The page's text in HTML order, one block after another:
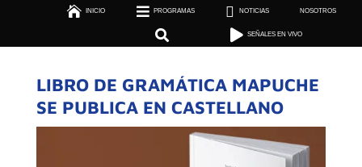
 INICIO  PROGRAMAS  NOTICIAS NOSOTROS
  SEÑALES EN VIVO
  SEÑALES EN VIVO
LIBRO DE GRAMÁTICA MAPUCHE
SE PUBLICA EN CASTELLANO